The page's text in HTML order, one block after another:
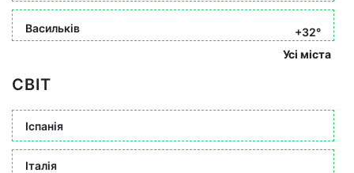
Васильків
+32°
Усі міста
СВІТ
Іспанія
Італія